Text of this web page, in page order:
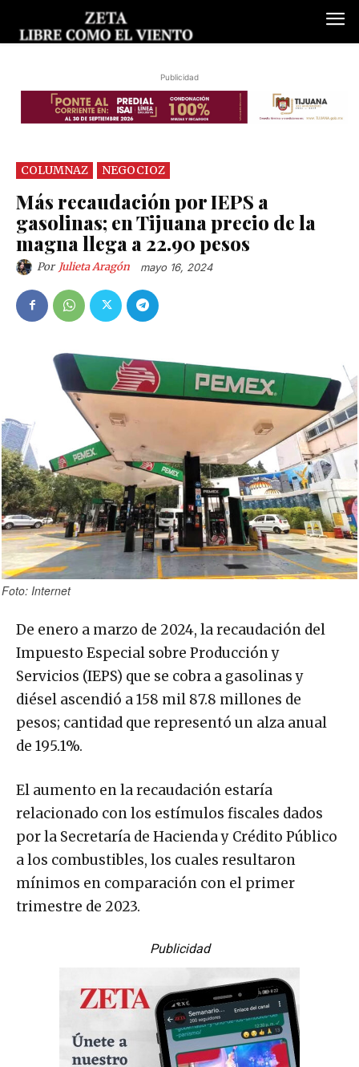
Publicidad
COLUMNAZ NEGOCIOZ
Más recaudación por IEPS a
gasolinas; en Tijuana precio de la
magna llega a 22.90 pesos
Por Julieta Aragón mayo 16, 2024
Foto: Internet
De enero a marzo de 2024, la recaudación del
Impuesto Especial sobre Producción y
Servicios (IEPS) que se cobra a gasolinas y
diésel ascendió a 158 mil 87.8 millones de
pesos; cantidad que representó un alza anual
de 195.1%.
El aumento en la recaudación estaría
relacionado con los estímulos fiscales dados
por la Secretaría de Hacienda y Crédito Público
a los combustibles, los cuales resultaron
mínimos en comparación con el primer
trimestre de 2023.
Publicidad